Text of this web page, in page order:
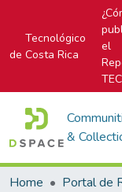
Tecnológico
de Costa Rica
el
&
Home